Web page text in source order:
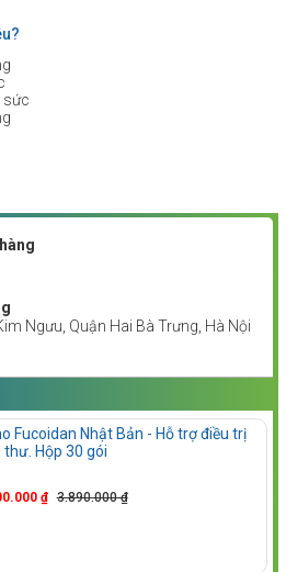
sức
Ngưu, Quận Hai Bà Trưng, Hà Nội
Fucoidan Nhật Bản - Hỗ trợ điều trị
thư. Hộp 30 gói
₫ 3.890.000 ₫